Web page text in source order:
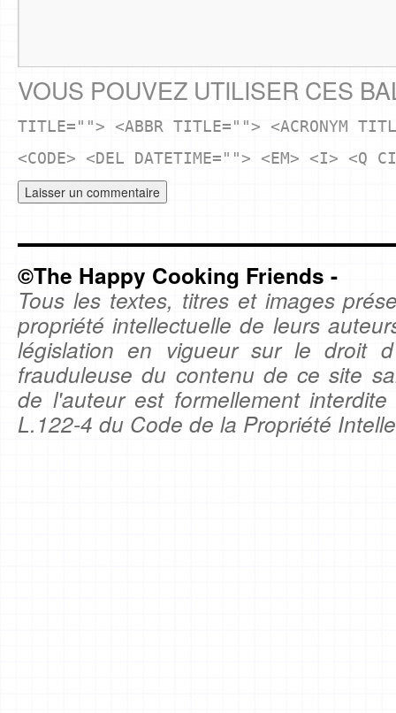
VOUS POUVEZ UTILISER CES
TITLE=""> <ABBR TITLE=""> <ACRONYM
<CODE> <DEL DATETIME=""> <EM> <I> <Q
©The Happy Cooking Friends -
Tous les textes, titres et images
propriété intellectuelle de leurs
législation en vigueur sur le droit
frauduleuse du contenu de ce site
de l'auteur est formellement
L.122-4 du Code de la Propriété